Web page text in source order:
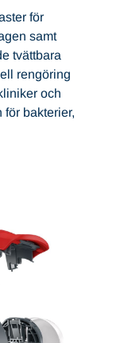
för
samt
tvättbara
rengöring
och
för bakterier,